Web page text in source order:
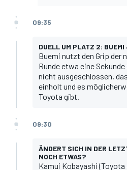
09:35
DUELL UM PLATZ 2:
Buemi nutzt den Grip der
Runde etwa eine
nicht ausgeschlossen,
einholt und es
Toyota gibt.
09:30
ÄNDERT SICH IN DER
NOCH ETWAS?
Kamui Kobayashi